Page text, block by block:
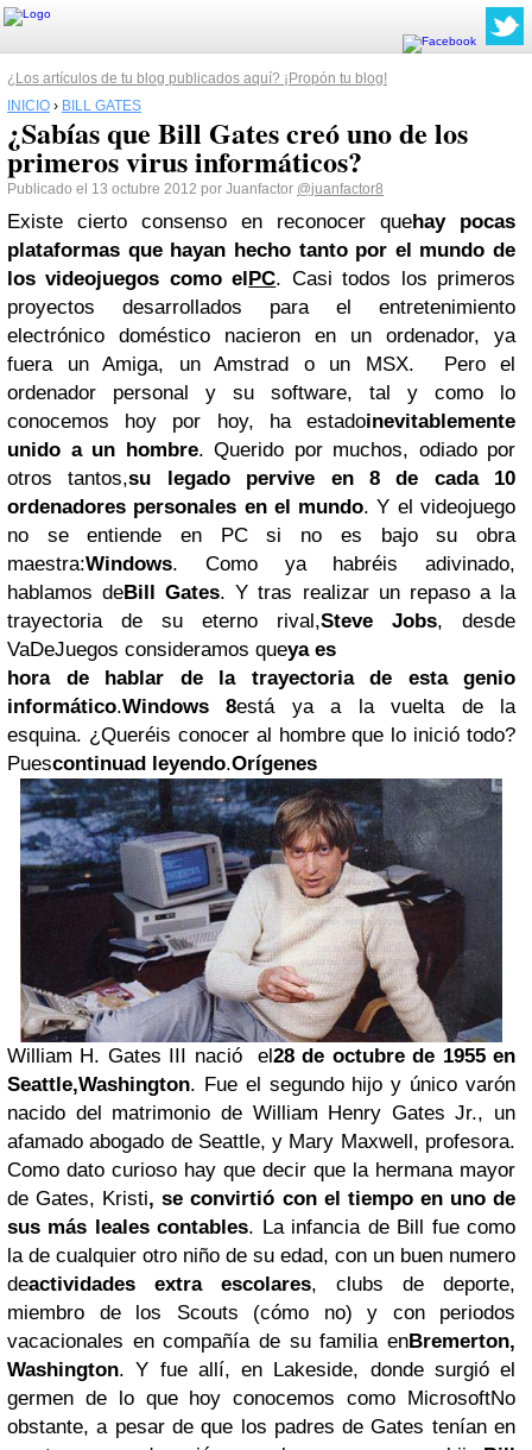
¿Los artículos de tu blog publicados aquí? ¡Propón tu blog!
INICIO › BILL GATES
¿Sabías que Bill Gates creó uno de los
primeros virus informáticos?
Publicado el 13 octubre 2012 por Juanfactor @juanfactor8
Existe cierto consenso en reconocer quehay pocas
plataformas que hayan hecho tanto por el mundo de
los videojuegos como elPC. Casi todos los primeros
proyectos desarrollados para el entretenimiento
electrónico doméstico nacieron en un ordenador, ya
fuera un Amiga, un Amstrad o un MSX. Pero el
ordenador personal y su software, tal y como lo
conocemos hoy por hoy, ha estadoinevitablemente
unido a un hombre. Querido por muchos, odiado por
otros tantos,su legado pervive en 8 de cada 10
ordenadores personales en el mundo. Y el videojuego
no se entiende en PC si no es bajo su obra
maestra:Windows. Como ya habréis adivinado,
hablamos deBill Gates. Y tras realizar un repaso a la
trayectoria de su eterno rival,Steve Jobs, desde
VaDeJuegos consideramos queya es
hora de hablar de la trayectoria de esta genio
informático.Windows 8está ya a la vuelta de la
esquina. ¿Queréis conocer al hombre que lo inició todo?
Puescontinuad leyendo.Orígenes
William H. Gates III nació el28 de octubre de 1955 en
Seattle,Washington. Fue el segundo hijo y único varón
nacido del matrimonio de William Henry Gates Jr., un
afamado abogado de Seattle, y Mary Maxwell, profesora.
Como dato curioso hay que decir que la hermana mayor
de Gates, Kristi, se convirtió con el tiempo en uno de
sus más leales contables. La infancia de Bill fue como
la de cualquier otro niño de su edad, con un buen numero
deactividades extra escolares, clubs de deporte,
miembro de los Scouts (cómo no) y con periodos
vacacionales en compañía de su familia enBremerton,
Washington. Y fue allí, en Lakeside, donde surgió el
germen de lo que hoy conocemos como MicrosoftNo
obstante, a pesar de que los padres de Gates tenían en